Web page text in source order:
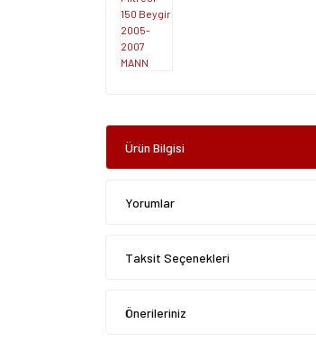
Ürün Bilgisi
Yorumlar
Taksit Seçenekleri
Önerileriniz